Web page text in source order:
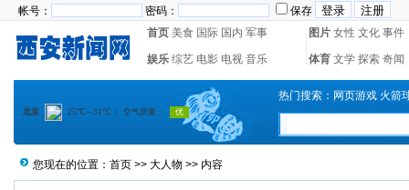
帐号： 密码：
保存
首页 美食 国际 国内 军事 图片 女性 文化 事件
娱乐 综艺 电影 电视 音乐 体育 文学 探索 奇闻
热门搜索： 网页游戏 火箭
您现在的位置： 首页 >> 大人物 >> 内容